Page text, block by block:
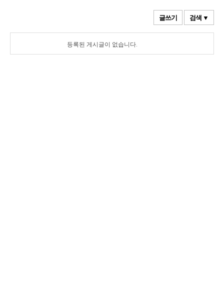
글쓰기 검색 ▼
등록된 게시글이 없습니다.